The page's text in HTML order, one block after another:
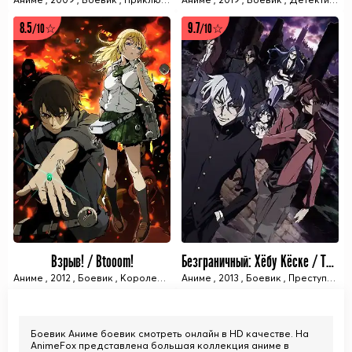
13 ИЗ 13 СЕРИЙ 12 ИЗ 12 СЕРИЙ
8.5/10☆
Взрыв! / Btooom!
Аниме , 2012 , Боевик , Королевская битва ,Приключения ,Осенний
9.7/10☆
Безграничный: Хёбу Кёске / The Unlimited: Hyoubu Kyousuke
Аниме , 2013 , Боевик , Преступные организации
Боевик Аниме боевик смотреть онлайн в HD качестве. На
AnimeFox представлена большая коллекция аниме в